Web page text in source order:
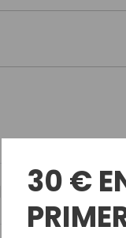
CABELLO
30 €